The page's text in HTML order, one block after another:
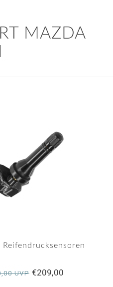
MAZDA
Reifendrucksensoren
UVP€209,00